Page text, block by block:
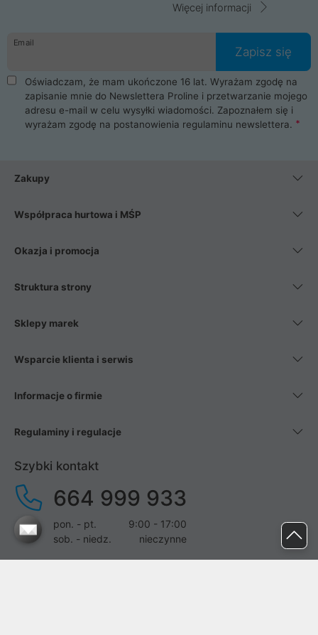
Więcej informacji
Email
Zapisz się
Oświadczam, że mam ukończone 16 lat. Wyrażam zgodę na
zapisanie mnie do Newslettera Proline i przetwarzanie mojego
adresu e-mail w celu wysyłki wiadomości. Zapoznałem się i
wyrażam zgodę na postanowienia regulaminu newslettera.
Zakupy
Współpraca hurtowa i MŚP
Okazja i promocja
Struktura strony
Sklepy marek
Wsparcie klienta i serwis
Informacje o firmie
Regulaminy i regulacje
Szybki kontakt
664 999 933
pon. - pt.
9:00 - 17:00
sob. - niedz.
nieczynne